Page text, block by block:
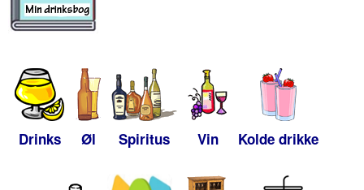
Drinks Øl Spiritus Vin Kolde drikke